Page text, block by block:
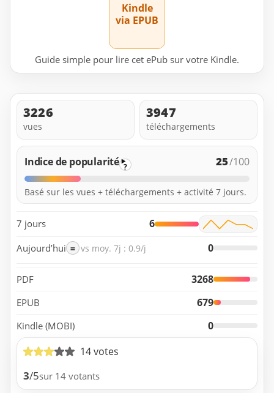
Kindle
via EPUB
Guide simple pour lire cet ePub sur votre Kindle.
3226
vues
3947
téléchargements
Indice de popularité ? 25/100
Basé sur les vues + téléchargements + activité 7 jours.
7 jours 6
Aujourd’hui = vs moy. 7j : 0.9/j 0
PDF 3268
EPUB 679
Kindle (MOBI)
0
14 votes
3/5sur 14 votants